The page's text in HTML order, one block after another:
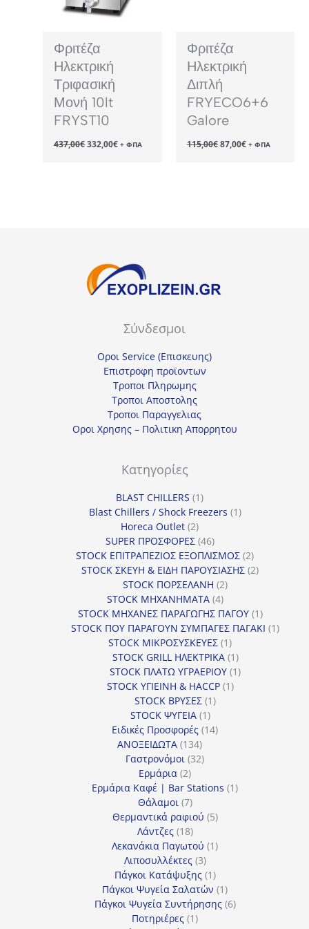
Φριτέζα
Ηλεκτρική
Τριφασική
Μονή 10lt
FRYST10
437,00€Original
price
332,00€Η+ ΦΠΑ
Φριτέζα
Ηλεκτρική
Διπλή
FRYECO6+6
Galore
115,00€Original
price
87,00€Η+ ΦΠΑ
Σύνδεσμοι
Οροι Service (Επισκευης)
Επιστροφη προϊοντων
Τροποι Πληρωμης
Τροποι Αποστολης
Τροποι Παραγγελιας
Οροι Χρησης – Πολιτικη Απορρητου
Κατηγορίες
BLAST CHILLERS 11
προϊόν
Blast Chillers / Shock Freezers 11
Horeca Outlet 22
προϊόντα
SUPER ΠΡΟΣΦΟΡΕΣ 4646
προϊόντα
STOCK ΕΠΙΤΡΑΠΕΖΙΟΣ ΕΞΟΠΛΙΣΜΟΣ 22
προϊόντα
STOCK ΣΚΕΥΗ & ΕΙΔΗ ΠΑΡΟΥΣΙΑΣΗΣ 22
STOCK ΠΟΡΣΕΛΑΝΗ 22
STOCK ΜΗΧΑΝΗΜΑΤΑ 44
προϊόντα
STOCK ΜΗΧΑΝΕΣ ΠΑΡΑΓΩΓΗΣ ΠΑΓΟΥ 11
προϊόν
STOCK ΠΟΥ ΠΑΡΑΓΟΥΝ ΣΥΜΠΑΓΕΣ ΠΑΓΑΚΙ 11
STOCK ΜΙΚΡΟΣΥΣΚΕΥΕΣ 11
προϊόν
STOCK GRILL ΗΛΕΚΤΡΙΚΑ 11
προϊόν
STOCK ΠΛΑΤΩ ΥΓΡΑΕΡΙΟΥ 11
STOCK ΥΓΙΕΙΝΗ & HACCP 11
STOCK ΒΡΥΣΕΣ 11
STOCK ΨΥΓΕΙΑ 11
προϊόν
Ειδικές Προσφορές 1414
ΑΝΟΞΕΙΔΩΤΑ 134134
προϊόντα
Γαστρονόμοι 3232
Ερμάρια 22
προϊόντα
Ερμάρια Καφέ | Bar Stations 11
Θάλαμοι 77
προϊόντα
Θερμαντικά ραφιού 55
Λάντζες 1818
προϊόντα
Λεκανάκια Παγωτού 11
Λιποσυλλέκτες 33
προϊόντα
Πάγκοι Κατάψυξης 11
προϊόν
Πάγκοι Ψυγεία Σαλατών 11
προϊόν
Πάγκοι Ψυγεία Συντήρησης 66
Ποτηριέρες 11